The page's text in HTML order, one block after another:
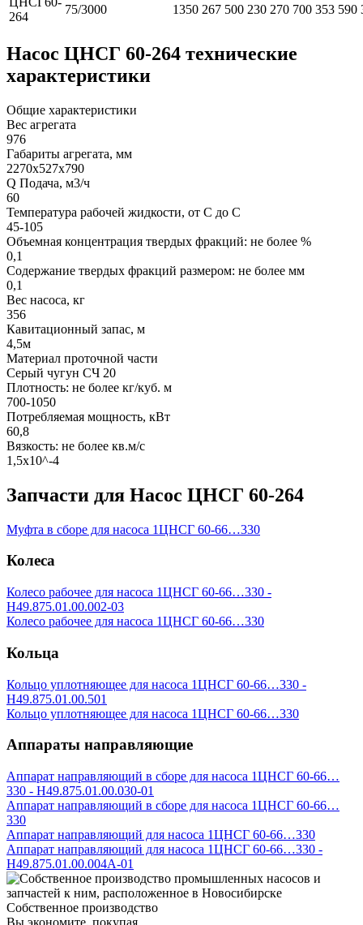
264
75/3000 1350 267 500 230 270 700 353 590
Насос ЦНСГ 60-264 технические
характеристики
Общие характеристики
Вес агрегата
976
Габариты агрегата, мм
2270х527х790
Q Подача, м3/ч
60
Температура рабочей жидкости, от С до С
45-105
Объемная концентрация твердых фракций: не более %
0,1
Содержание твердых фракций размером: не более мм
0,1
Вес насоса, кг
356
Кавитационный запас, м
4,5м
Материал проточной части
Серый чугун СЧ 20
Плотность: не более кг/куб. м
700-1050
Потребляемая мощность, кВт
60,8
Вязкость: не более кв.м/с
1,5х10^-4
Запчасти для Насос ЦНСГ 60-264
Муфта в сборе для насоса 1ЦНСГ 60-66…330
Колеса
Колесо рабочее для насоса 1ЦНСГ 60-66…330 -
Н49.875.01.00.002-03
Колесо рабочее для насоса 1ЦНСГ 60-66…330
Кольца
Кольцо уплотняющее для насоса 1ЦНСГ 60-66…330 -
Н49.875.01.00.501
Кольцо уплотняющее для насоса 1ЦНСГ 60-66…330
Аппараты направляющие
Аппарат направляющий в сборе для насоса 1ЦНСГ 60-66…
330 - Н49.875.01.00.030-01
Аппарат направляющий в сборе для насоса 1ЦНСГ 60-66…
330
Аппарат направляющий для насоса 1ЦНСГ 60-66…330
Аппарат направляющий для насоса 1ЦНСГ 60-66…330 -
Н49.875.01.00.004А-01
Собственное производство
Вы экономите, покупая